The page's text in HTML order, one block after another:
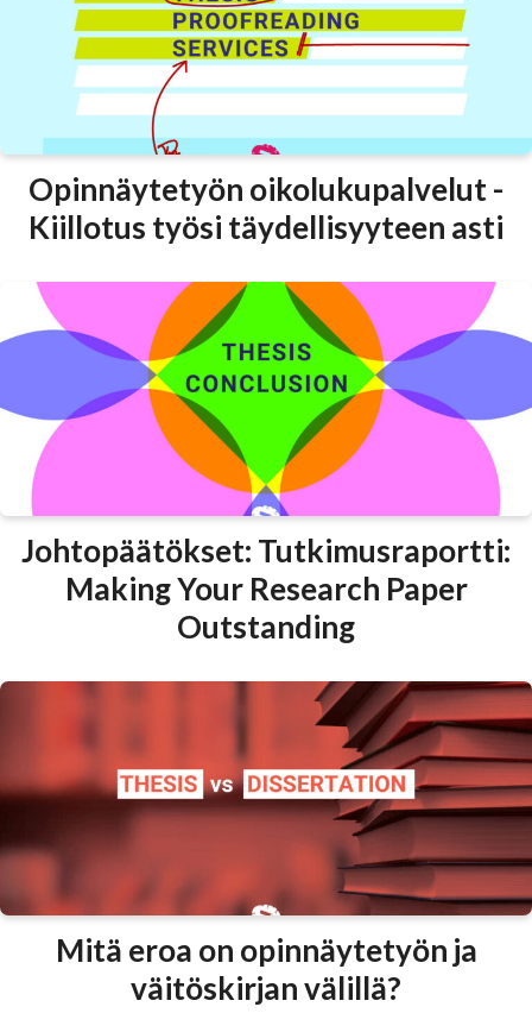
Opinnäytetyön oikolukupalvelut -
Kiillotus työsi täydellisyyteen asti
Johtopäätökset: Tutkimusraportti:
Making Your Research Paper
Outstanding
Mitä eroa on opinnäytetyön ja
väitöskirjan välillä?